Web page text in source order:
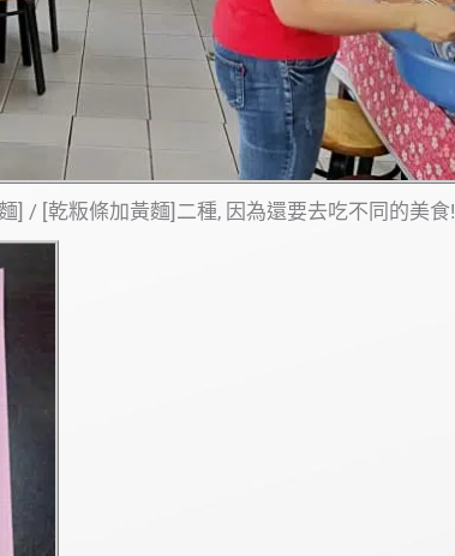
] / [乾粄條加黃麵]二種, 因為還要去吃不同的美食!